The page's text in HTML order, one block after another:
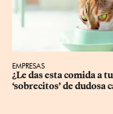
EMPRESAS
¿Le das esta comida a
‘sobrecitos’ de dudosa